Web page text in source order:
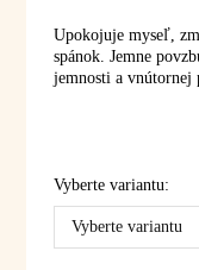
Upokojuje myseľ,
spánok. Jemne
jemnosti a vnútornej
Vyberte variantu:
Vyberte variantu